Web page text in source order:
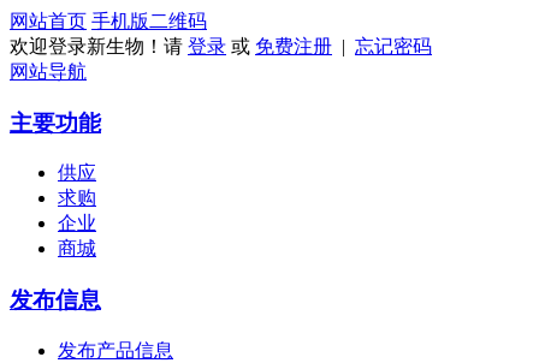
网站首页 手机版 二维码
欢迎登录新生物！请 登录 或 免费注册 | 忘记密码
网站导航
主要功能
供应
求购
企业
商城
发布信息
发布产品信息